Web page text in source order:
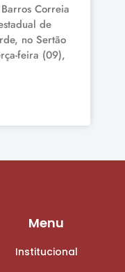
Correia
de
no Sertão
feira (09),
Menu
Institucional